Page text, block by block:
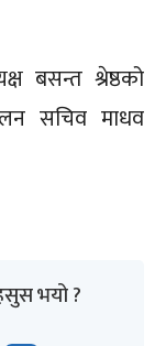
बसन्त श्रेष्ठको
सचिव माधव
भयो ?